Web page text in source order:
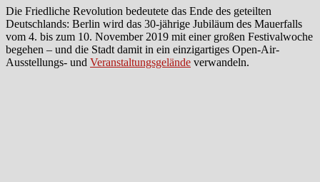
Die Friedliche Revolution bedeutete das Ende des geteilten
Deutschlands: Berlin wird das 30-jährige Jubiläum des Mauerfalls
vom 4. bis zum 10. November 2019 mit einer großen Festivalwoche
begehen – und die Stadt damit in ein einzigartiges Open-Air-
Ausstellungs- und Veranstaltungsgelände verwandeln.